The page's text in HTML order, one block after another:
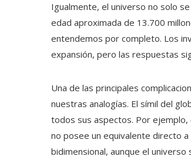
Igualmente, el universo no solo
edad aproximada de 13.700
entendemos por completo. Los
expansión, pero las respuestas
Una de las principales
nuestras analogías. El símil del
todos sus aspectos. Por
no posee un equivalente directo
bidimensional, aunque el